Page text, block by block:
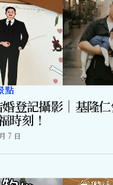
點
登記攝影｜基隆
時刻！
7 日